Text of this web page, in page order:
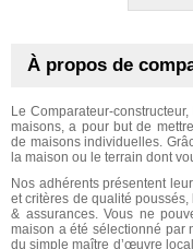
À propos de
Le Comparateur-
maisons, a pour but de
de maisons individuelles.
la maison ou le terrain dont
Nos adhérents présentent
et critères de qualité
& assurances. Vous ne
maison a été sélectionné par
du simple maître d’œuvre